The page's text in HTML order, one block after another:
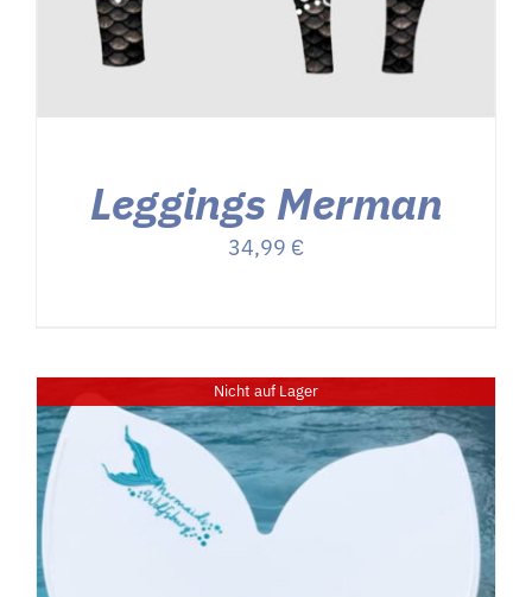
Leggings Merman
34,99 €
Nicht auf Lager